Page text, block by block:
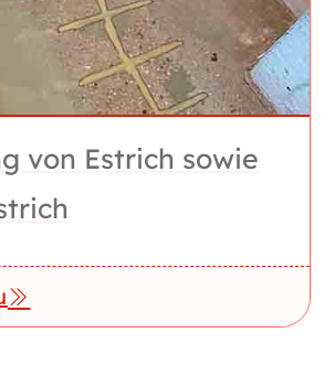
von Estrich sowie